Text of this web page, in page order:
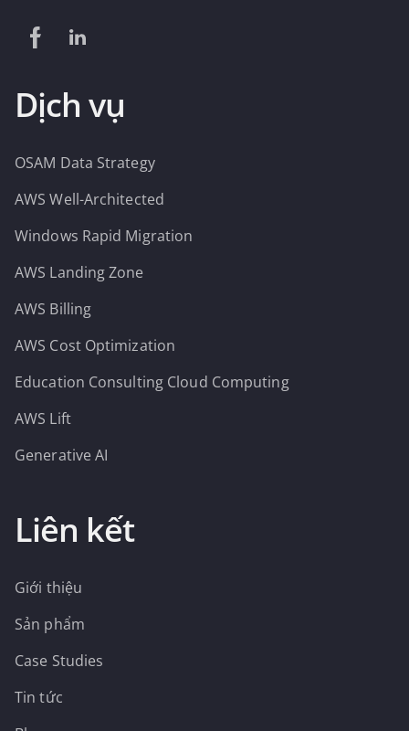
Dịch vụ
OSAM Data Strategy
AWS Well-Architected
Windows Rapid Migration
AWS Landing Zone
AWS Billing
AWS Cost Optimization
Education Consulting Cloud Computing
AWS Lift
Generative AI
Liên kết
Giới thiệu
Sản phẩm
Case Studies
Tin tức